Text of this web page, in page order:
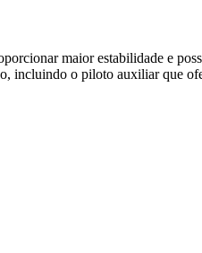
maior estabilidade e
incluindo o piloto auxiliar que